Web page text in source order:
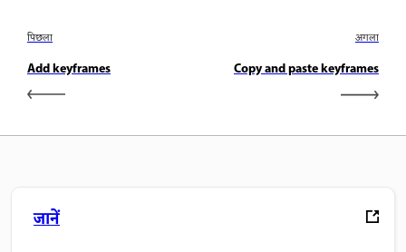
पिछला
Add keyframes
अगला
Copy and paste keyframes
जानें